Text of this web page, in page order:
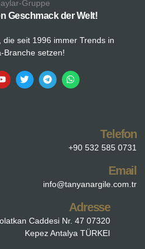
Geschmack der Welt!
die seit 1996 immer Trends in
Branche setzen!
Telefon
+90 532 585 0731
Email
info@tanyanargile.com.tr
Adresse
Caddesi Nr. 47 07320
Kepez Antalya TÜRKEI